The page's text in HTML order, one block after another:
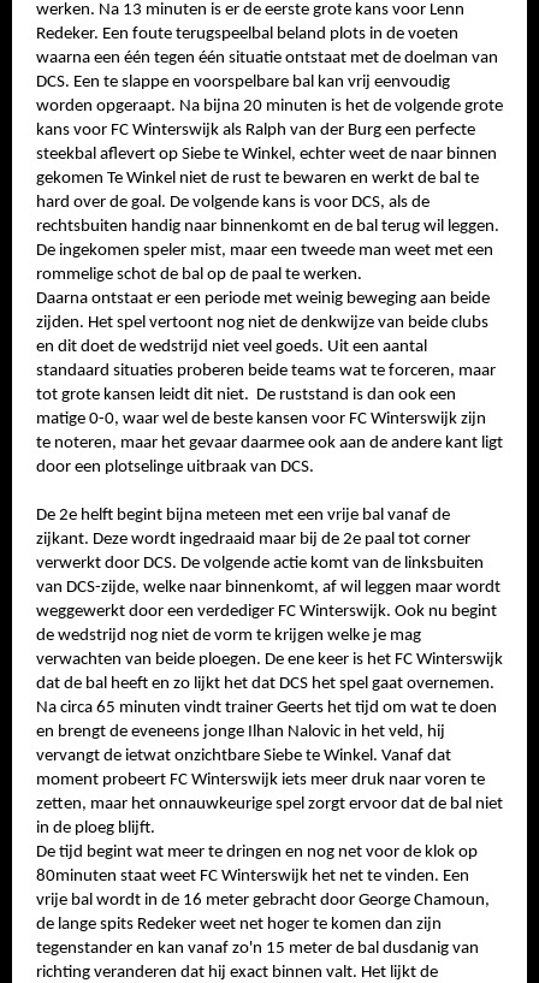
werken. Na 13 minuten is er de eerste grote kans voor Lenn
Redeker. Een foute terugspeelbal beland plots in de voeten
waarna een één tegen één situatie ontstaat met de doelman van
DCS. Een te slappe en voorspelbare bal kan vrij eenvoudig
worden opgeraapt. Na bijna 20 minuten is het de volgende grote
kans voor FC Winterswijk als Ralph van der Burg een perfecte
steekbal aflevert op Siebe te Winkel, echter weet de naar binnen
gekomen Te Winkel niet de rust te bewaren en werkt de bal te
hard over de goal. De volgende kans is voor DCS, als de
rechtsbuiten handig naar binnenkomt en de bal terug wil leggen.
De ingekomen speler mist, maar een tweede man weet met een
rommelige schot de bal op de paal te werken.
Daarna ontstaat er een periode met weinig beweging aan beide
zijden. Het spel vertoont nog niet de denkwijze van beide clubs
en dit doet de wedstrijd niet veel goeds. Uit een aantal
standaard situaties proberen beide teams wat te forceren, maar
tot grote kansen leidt dit niet. De ruststand is dan ook een
matige 0-0, waar wel de beste kansen voor FC Winterswijk zijn
te noteren, maar het gevaar daarmee ook aan de andere kant ligt
door een plotselinge uitbraak van DCS.
De 2e helft begint bijna meteen met een vrije bal vanaf de
zijkant. Deze wordt ingedraaid maar bij de 2e paal tot corner
verwerkt door DCS. De volgende actie komt van de linksbuiten
van DCS-zijde, welke naar binnenkomt, af wil leggen maar wordt
weggewerkt door een verdediger FC Winterswijk. Ook nu begint
de wedstrijd nog niet de vorm te krijgen welke je mag
verwachten van beide ploegen. De ene keer is het FC Winterswijk
dat de bal heeft en zo lijkt het dat DCS het spel gaat overnemen.
Na circa 65 minuten vindt trainer Geerts het tijd om wat te doen
en brengt de eveneens jonge Ilhan Nalovic in het veld, hij
vervangt de ietwat onzichtbare Siebe te Winkel. Vanaf dat
moment probeert FC Winterswijk iets meer druk naar voren te
zetten, maar het onnauwkeurige spel zorgt ervoor dat de bal niet
in de ploeg blijft.
De tijd begint wat meer te dringen en nog net voor de klok op
80minuten staat weet FC Winterswijk het net te vinden. Een
vrije bal wordt in de 16 meter gebracht door George Chamoun,
de lange spits Redeker weet net hoger te komen dan zijn
tegenstander en kan vanaf zo'n 15 meter de bal dusdanig van
richting veranderen dat hij exact binnen valt. Het lijkt de